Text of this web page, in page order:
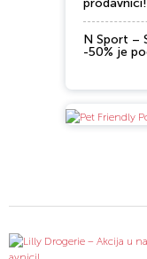
prodavnici!
N Sport –
-50% je